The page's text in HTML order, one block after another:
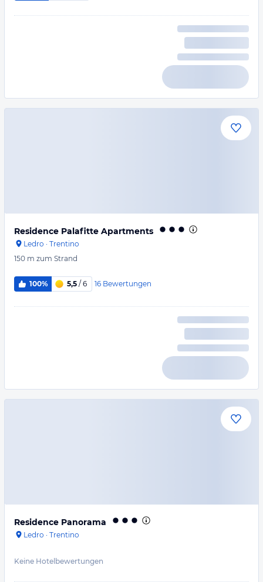
Residence Palafitte Apartments
Ledro · Trentino
150 m zum Strand
100% 5,5 / 6 16 Bewertungen
Residence Panorama
Ledro · Trentino
Keine Hotelbewertungen